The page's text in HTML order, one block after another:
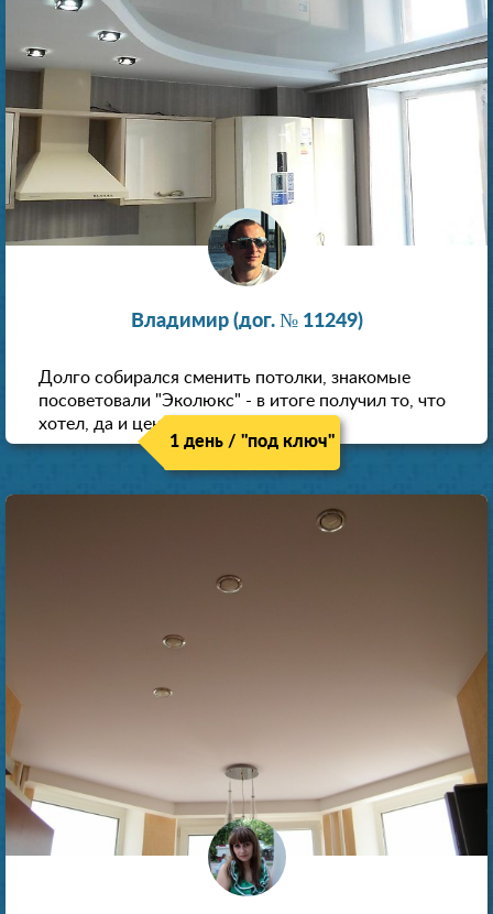
Владимир (дог. № 11249)
Долго собирался сменить потолки, знакомые
посоветовали "Эколюкс" - в итоге получил то, что
хотел, да и цена нормальная.
1 день / "под ключ"